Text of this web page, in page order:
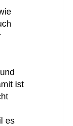
ist
es